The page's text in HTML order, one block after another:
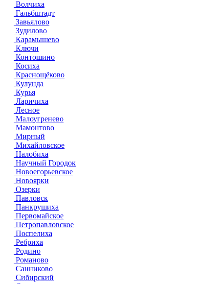
Волчиха
Гальбштадт
Завьялово
Зудилово
Карамышево
Ключи
Контошино
Косиха
Краснощёково
Кулунда
Курья
Ларичиха
Лесное
Малоугренево
Мамонтово
Мирный
Михайловское
Налобиха
Научный Городок
Новоегорьевское
Новоярки
Озерки
Павловск
Панкрушиха
Первомайское
Петропавловское
Поспелиха
Ребриха
Родино
Романово
Санниково
Сибирский